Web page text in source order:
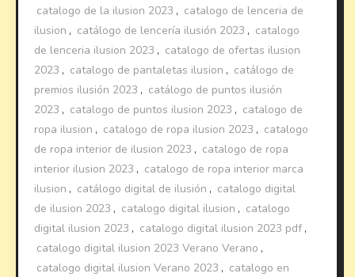
catalogo de la ilusion 2023 , catalogo de lenceria de
ilusion , catálogo de lencería ilusión 2023 , catalogo
de lenceria ilusion 2023 , catalogo de ofertas ilusion
2023 , catalogo de pantaletas ilusion , catálogo de
premios ilusión 2023 , catálogo de puntos ilusión
2023 , catalogo de puntos ilusion 2023 , catalogo de
ropa ilusion , catalogo de ropa ilusion 2023 , catalogo
de ropa interior de ilusion 2023 , catalogo de ropa
interior ilusion 2023 , catalogo de ropa interior marca
ilusion , catálogo digital de ilusión , catalogo digital
de ilusion 2023 , catalogo digital ilusion , catalogo
digital ilusion 2023 , catalogo digital ilusion 2023 pdf ,
catalogo digital ilusion 2023 Verano Verano ,
catalogo digital ilusion Verano 2023 , catalogo en